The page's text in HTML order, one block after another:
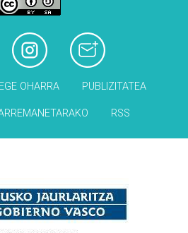
OHARRA PUBLIZITATEA
RSS